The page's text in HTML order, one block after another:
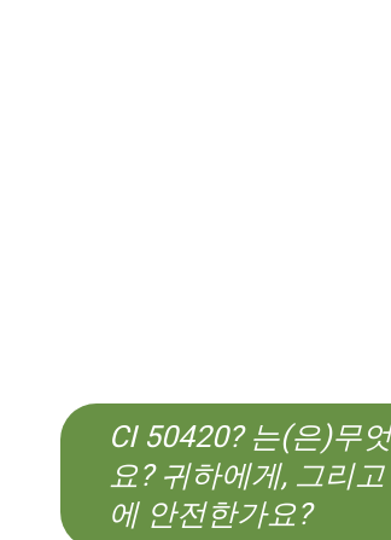
CI 50420? 는(은)무
요? 귀하에게, 그리
에 안전한가요?